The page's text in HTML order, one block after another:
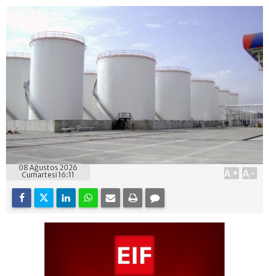
08 Ağustos 2026
Cumartesi 16:11
A+ A-